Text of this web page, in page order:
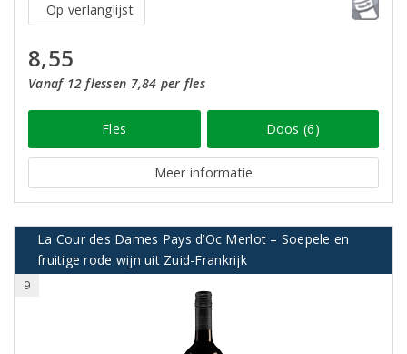
Op verlanglijst
8,55
Vanaf 12 flessen 7,84 per fles
Fles Doos (6)
Meer informatie
La Cour des Dames Pays d’Oc Merlot – Soepele en
fruitige rode wijn uit Zuid-Frankrijk
9